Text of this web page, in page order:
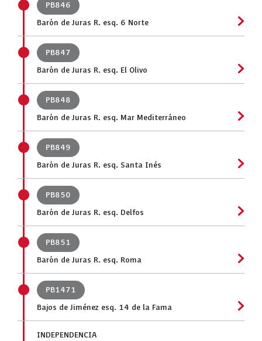
PB846
Barón de Juras R. esq. 6 Norte
PB847
Barón de Juras R. esq. El Olivo
PB848
Barón de Juras R. esq. Mar Mediterráneo
PB849
Barón de Juras R. esq. Santa Inés
PB850
Barón de Juras R. esq. Delfos
PB851
Barón de Juras R. esq. Roma
PB1471
Bajos de Jiménez esq. 14 de la Fama
INDEPENDENCIA